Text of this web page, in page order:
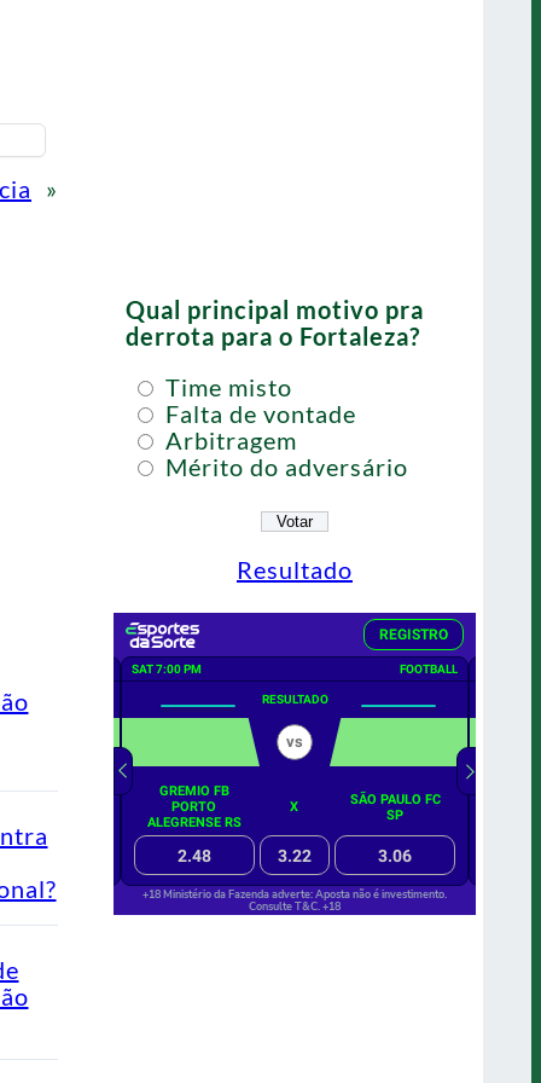
»
Qual principal motivo pra
derrota para o Fortaleza?
Time misto
Falta de vontade
Arbitragem
Mérito do adversário
Resultado